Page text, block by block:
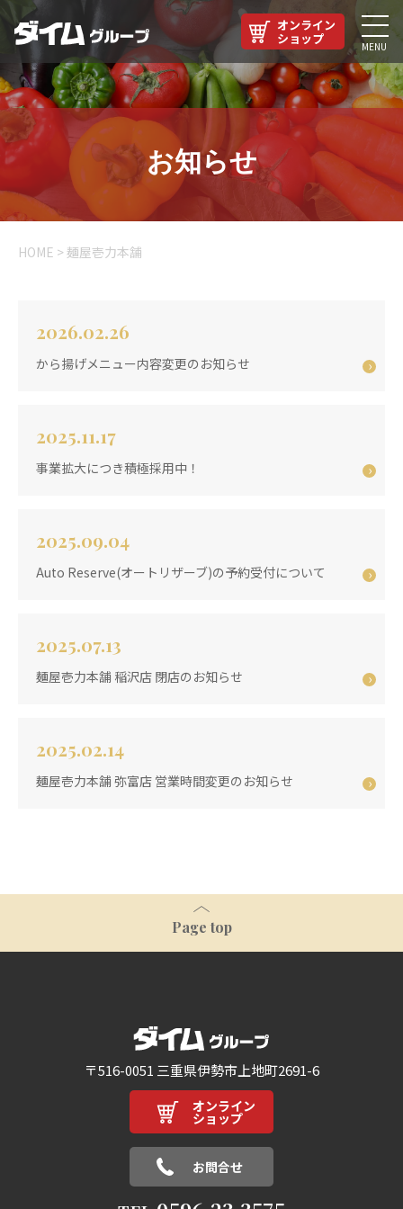
オンライン
ショップ MENU
お知らせ
HOME > 麺屋壱力本舗
2026.02.26
から揚げメニュー内容変更のお知らせ
2025.11.17
事業拡大につき積極採用中！
2025.09.04
Auto Reserve(オートリザーブ)の予約受付について
2025.07.13
麺屋壱力本舗 稲沢店 閉店のお知らせ
2025.02.14
麺屋壱力本舗 弥富店 営業時間変更のお知らせ
Page top
〒516-0051 三重県伊勢市上地町2691-6
オンライン
ショップ
お問合せ